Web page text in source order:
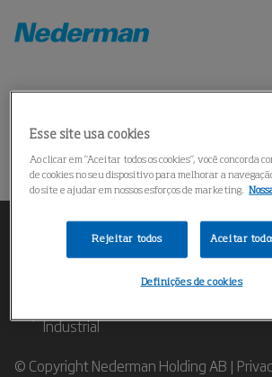
Pagina inicial Produtos *
Could not find the product
Industrial
© Copyright Nederman Holding AB |
Esse site usa cookies
Ao clicar em “Aceitar todos os cookies”, você concorda
de cookies no seu dispositivo para melhorar a
do site e ajudar em nossos esforços de marketing.
Rejeitar todos Aceitar
Definições de cookies